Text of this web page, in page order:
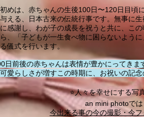
めは、赤ちゃんの生後100日〜120日目頃
える、日本古来の伝統行事です。無事に
感謝し、わが子の成長を祝うと共に、こ
、「子どもが一生食べ物に困らないよう
儀式を行います。
日前後の赤ちゃんは表情が豊かにってきま
愛らしさが増すこの時期に、お祝いの記
⭐️人々を幸せにする写
an mini photoでは
今出来る事の今の撮影・今